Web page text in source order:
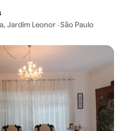
Jardim Leonor · São Paulo